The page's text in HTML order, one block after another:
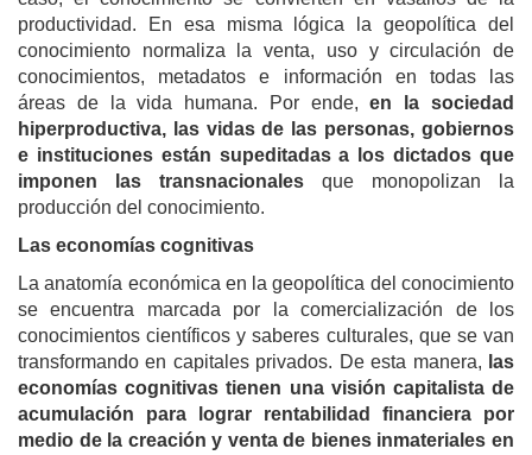
productividad. En esa misma lógica
la geopolítica del
conocimiento normaliza la venta, uso y circulación de
conocimientos, metadatos e información en todas las
áreas de la vida humana. Por ende,en la sociedad
hiperproductiva, las vidas de las personas, gobiernos
e instituciones están supeditadas a los dictados que
imponen las transnacionales que monopolizan la
producción del conocimiento.
Las economías cognitivas
La anatomía económica en la geopolítica del conocimiento
se encuentra marcada por la comercialización de los
conocimientos científicos y saberes culturales, que se van
transformando en capitales privados. De esta manera, las
economías cognitivas tienen una visión capitalista de
acumulación para lograr rentabilidad financiera por
medio de la creación y venta de bienes inmateriales en